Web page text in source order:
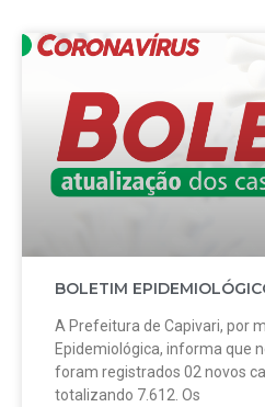
BOLETIM
A Prefeitura de Capivari, por
Epidemiológica, informa que
foram registrados 02 novos
totalizando 7.612. Os